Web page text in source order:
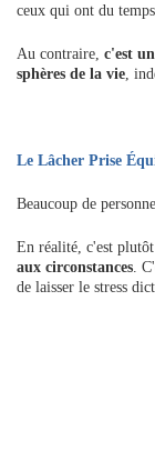
ceux qui ont du temps
Au contraire, c'est
sphères de la vie ,
Le Lâcher Prise
Beaucoup de
En réalité, c'est
aux circonstances .
de laisser le stress